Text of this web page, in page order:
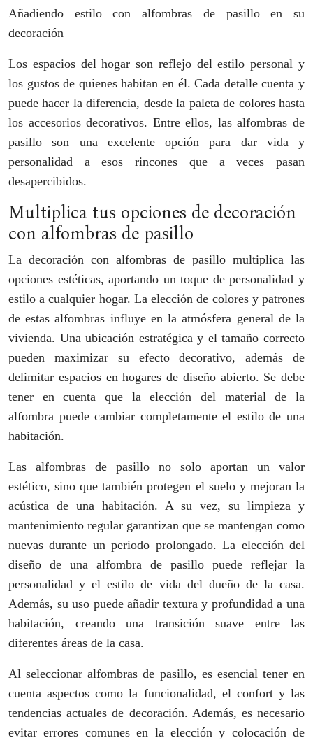
Añadiendo estilo con alfombras de pasillo en su
decoración
Los espacios del hogar son reflejo del estilo personal y
los gustos de quienes habitan en él. Cada detalle cuenta y
puede hacer la diferencia, desde la paleta de colores hasta
los accesorios decorativos. Entre ellos, las alfombras de
pasillo son una excelente opción para dar vida y
personalidad a esos rincones que a veces pasan
desapercibidos.
Multiplica tus opciones de decoración
con alfombras de pasillo
La decoración con alfombras de pasillo multiplica las
opciones estéticas, aportando un toque de personalidad y
estilo a cualquier hogar. La elección de colores y patrones
de estas alfombras influye en la atmósfera general de la
vivienda. Una ubicación estratégica y el tamaño correcto
pueden maximizar su efecto decorativo, además de
delimitar espacios en hogares de diseño abierto. Se debe
tener en cuenta que la elección del material de la
alfombra puede cambiar completamente el estilo de una
habitación.
Las alfombras de pasillo no solo aportan un valor
estético, sino que también protegen el suelo y mejoran la
acústica de una habitación. A su vez, su limpieza y
mantenimiento regular garantizan que se mantengan como
nuevas durante un periodo prolongado. La elección del
diseño de una alfombra de pasillo puede reflejar la
personalidad y el estilo de vida del dueño de la casa.
Además, su uso puede añadir textura y profundidad a una
habitación, creando una transición suave entre las
diferentes áreas de la casa.
Al seleccionar alfombras de pasillo, es esencial tener en
cuenta aspectos como la funcionalidad, el confort y las
tendencias actuales de decoración. Además, es necesario
evitar errores comunes en la elección y colocación de